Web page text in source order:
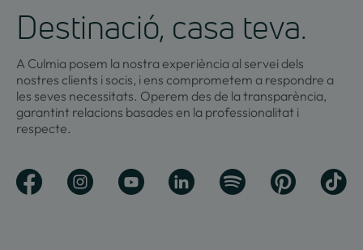
Destinació, casa teva.
A Culmia posem la nostra experiència al servei dels
nostres clients i socis, i ens comprometem a respondre a
les seves necessitats. Operem des de la transparència,
garantint relacions basades en la professionalitat i
respecte.